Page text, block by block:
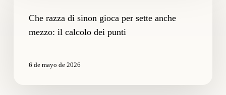
sinonChe razza di sinon gioca per sette anche
mezzo: il calcolo dei punti
6 de mayo de 2026